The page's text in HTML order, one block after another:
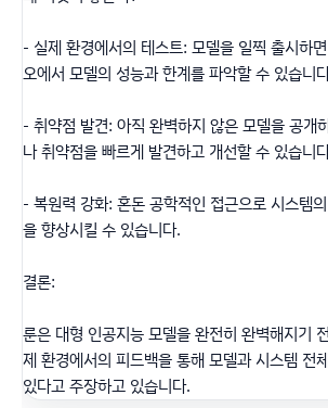
- 실제 환경에서의 테스트: 모델을 일찍 출시하
오에서 모델의 성능과 한계를 파악할 수 있습니
- 취약점 발견: 아직 완벽하지 않은 모델을 공개
나 취약점을 빠르게 발견하고 개선할 수 있습니
- 복원력 강화: 혼돈 공학적인 접근으로 시스템
을 향상시킬 수 있습니다.
결론:
룬은 대형 인공지능 모델을 완전히 완벽해지기
제 환경에서의 피드백을 통해 모델과 시스템 전
있다고 주장하고 있습니다.